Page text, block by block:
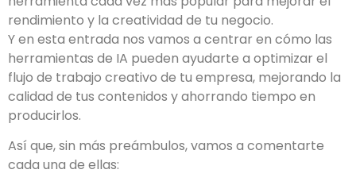
rendimiento y la creatividad de tu negocio.
Y en esta entrada nos vamos a centrar en cómo las
herramientas de IA pueden ayudarte a optimizar el
flujo de trabajo creativo de tu empresa, mejorando la
calidad de tus contenidos y ahorrando tiempo en
producirlos.
Así que, sin más preámbulos, vamos a comentarte
cada una de ellas: